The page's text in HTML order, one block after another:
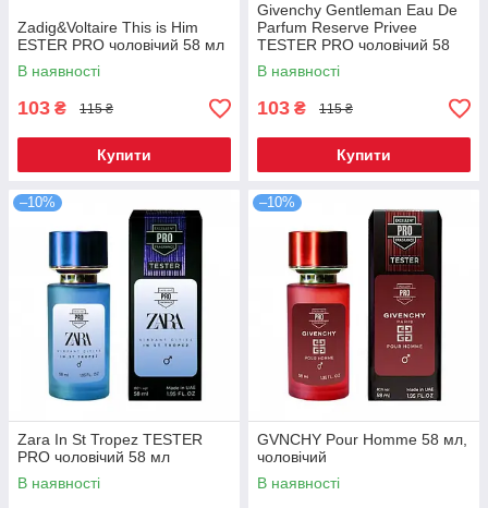
Zadig&Voltaire This is Him
ESTER PRO чоловічий 58 мл
В наявності
103 ₴ 115 ₴
Купити
Givenchy Gentleman Eau De
Parfum Reserve Privee
TESTER PRO чоловічий 58
мл
В наявності
103 ₴ 115 ₴
Купити
–10%
Zara In St Tropez TESTER
PRO чоловічий 58 мл
В наявності
–10%
GVNCHY Pour Homme 58 мл,
чоловічий
В наявності